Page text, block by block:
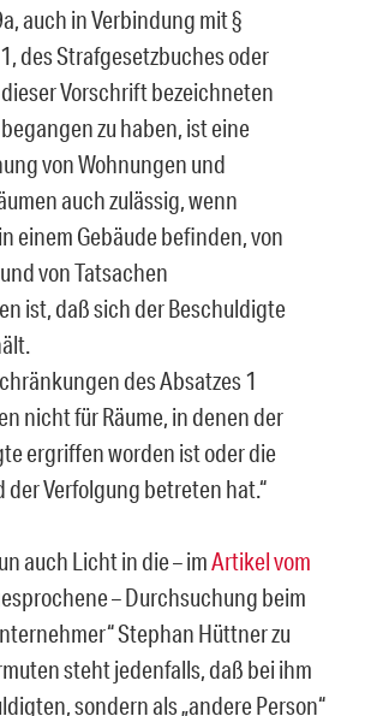
auch in Verbindung mit §
des Strafgesetzbuches oder
Vorschrift bezeichneten
zu haben, ist eine
von Wohnungen und
auch zulässig, wenn
einem Gebäude befinden, von
von Tatsachen
ist, daß sich der Beschuldigte
des Absatzes 1
nicht für Räume, in denen der
ergriffen worden ist oder die
der Verfolgung betreten hat.“
auch Licht in die – imArtikel vom
– Durchsuchung beim
Stephan Hüttner zu
steht jedenfalls, daß bei ihm
sondern als „andere Person“